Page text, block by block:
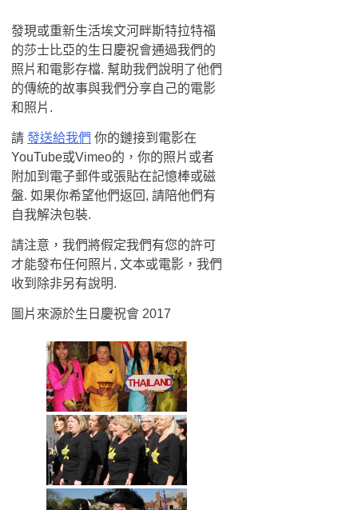
發現或重新生活埃文河畔斯特拉特福
的莎士比亞的生日慶祝會通過我們的
照片和電影存檔. 幫助我們說明了他們
的傳統的故事與​​我們分享自己的電影
和照片.
請 發送給我們 你的鏈接到電影在
YouTube或Vimeo的，你的照片或者
附加到電子郵件或張貼在記憶棒或磁
盤. 如果你希望他們返回, 請陪他們有
自我解決包裝.
請注意，我們將假定我們有您的許可
才能發布任何照片, 文本或電影，我們
收到除非另有說明.
圖片來源於生日慶祝會 2017